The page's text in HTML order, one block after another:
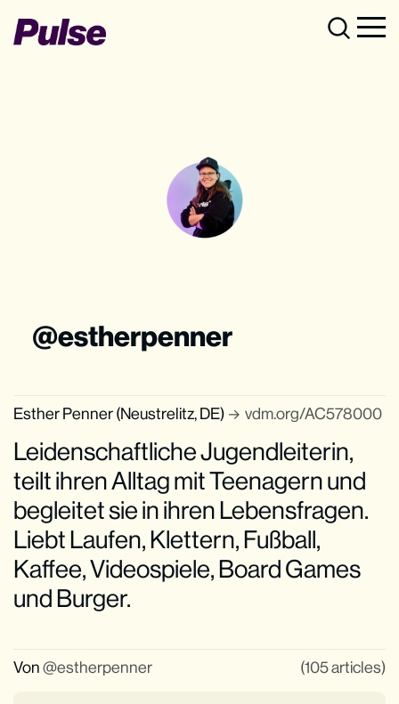
estherpenner
Esther Penner (Neustrelitz, DE) vdm.org/AC578000
Leidenschaftliche Jugendleiterin,
teilt ihren Alltag mit Teenagern und
begleitet sie in ihren Lebensfragen.
Liebt Laufen, Klettern, Fußball,
Kaffee, Videospiele, Board Games
und Burger.
Von estherpenner (105 articles)